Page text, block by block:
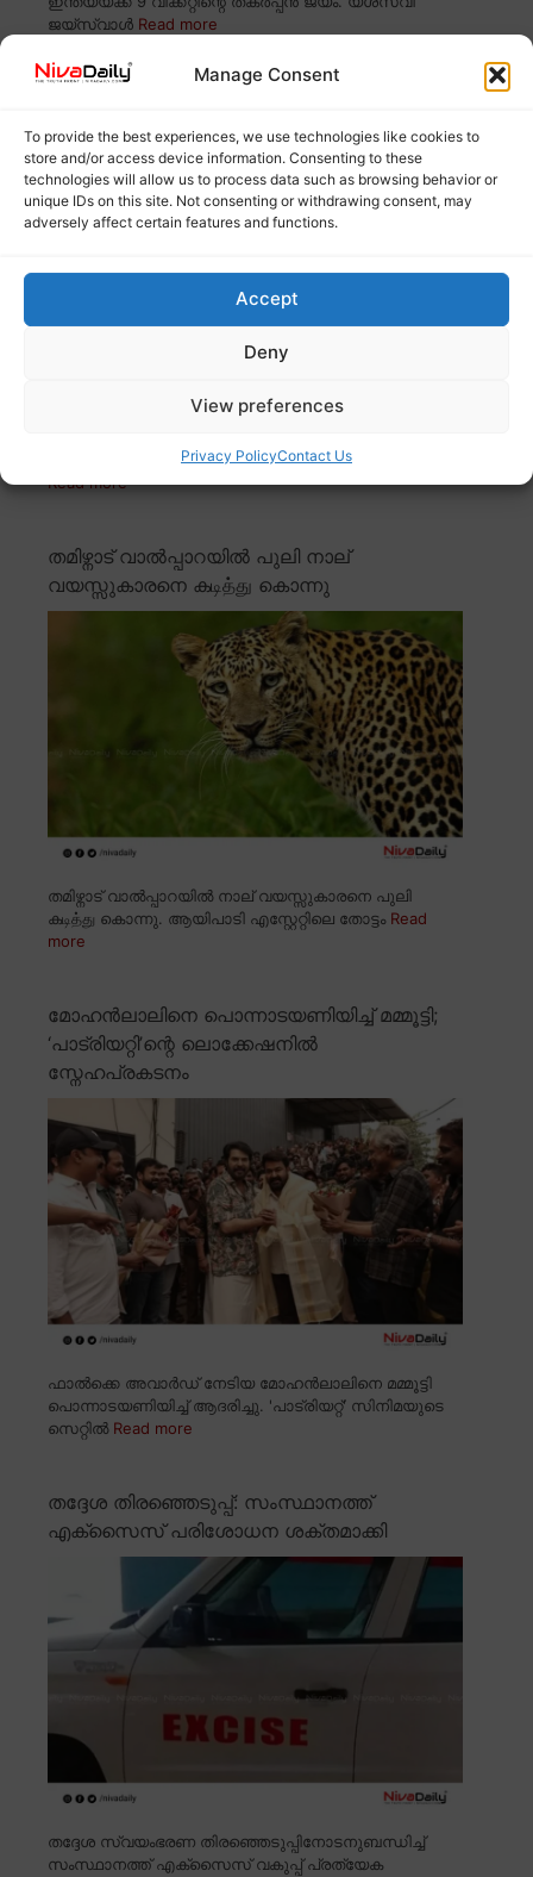
Manage Consent
To provide the best experiences, we use technologies like cookies to
store and/or access device information. Consenting to these
technologies will allow us to process data such as browsing behavior or
unique IDs on this site. Not consenting or withdrawing consent, may
adversely affect certain features and functions.
Accept
Deny
View preferences
Privacy PolicyContact Us
ജയ്സ്വാൾ Read more
സനോൺ; ചിത്രങ്ങൾ വൈറൽ
ഇന്റർനാഷണൽ ഫിലിം ഫെസ്റ്റിവലിൽ ബോളിവുഡ് താരം
Read more
തമിഴ്നാട് വാൽപ്പാറയിൽ പുലി നാല്
വയസ്സുകാരനെ കடித்து കൊന്നു
തമിഴ്നാട് വാൽപ്പാറയിൽ നാല് വയസ്സുകാരനെ പുലി
കடித்து കൊന്നു. ആയിപാടി എസ്റ്റേറ്റിലെ തോട്ടം Read
more
മോഹൻലാലിനെ പൊന്നാടയണിയിച്ച് മമ്മൂട്ടി;
‘പാട്രിയറ്റി’ന്റെ ലൊക്കേഷനിൽ
സ്നേഹപ്രകടനം
ഫാൽക്കെ അവാർഡ് നേടിയ മോഹൻലാലിനെ മമ്മൂട്ടി
പൊന്നാടയണിയിച്ച് ആദരിച്ചു. 'പാട്രിയറ്റ്' സിനിമയുടെ
സെറ്റിൽ Read more
തദ്ദേശ തിരഞ്ഞെടുപ്പ്: സംസ്ഥാനത്ത്
എക്സൈസ് പരിശോധന ശക്തമാക്കി
തദ്ദേശ സ്വയംഭരണ തിരഞ്ഞെടുപ്പിനോടനുബന്ധിച്ച്
സംസ്ഥാനത്ത് എക്സൈസ് വകുപ്പ് പ്രത്യേക